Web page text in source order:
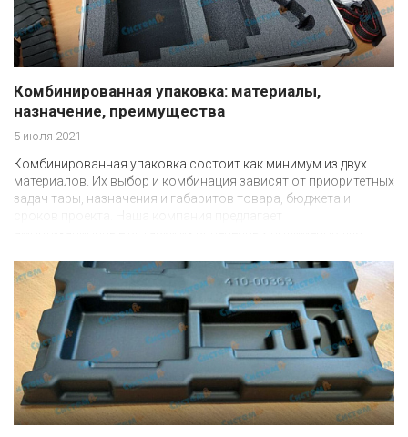
Комбинированная упаковка: материалы,
назначение, преимущества
5 июля 2021
Комбинированная упаковка состоит как минимум из двух
материалов. Их выбор и комбинация зависят от приоритетных
задач тары, назначения и габаритов товара, бюджета и
деревянные или пластиковые элементы в качестве внешнего
защитного слоя.